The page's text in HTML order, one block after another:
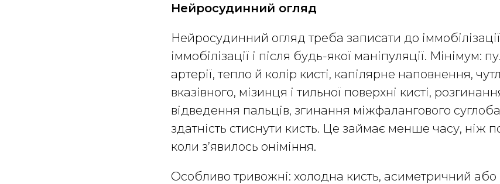
Нейросудинний огляд
Нейросудинний огляд треба записати до
іммобілізації і після будь-якої маніпуляції. Мінімум:
артерії, тепло й колір кисті, капілярне наповнення,
вказівного, мізинця і тильної поверхні кисті,
відведення пальців, згинання міжфалангового
здатність стиснути кисть. Це займає менше часу, ніж
коли з’явилось оніміння.
Особливо тривожні: холодна кисть, асиметричний або